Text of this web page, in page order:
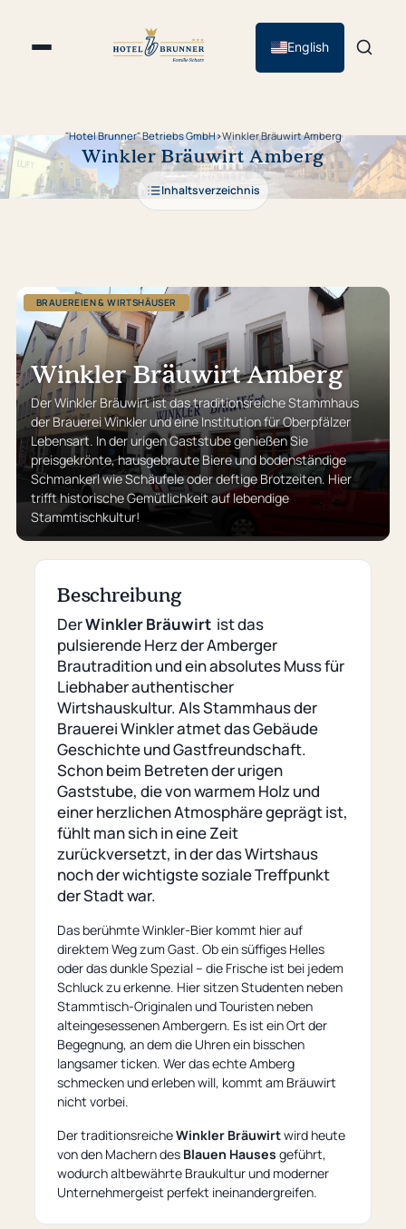
English
"Hotel Brunner" Betriebs GmbH›Winkler Bräuwirt Amberg
Winkler Bräuwirt Amberg
Inhaltsverzeichnis
BRAUEREIEN & WIRTSHÄUSER
Winkler Bräuwirt Amberg
Der Winkler Bräuwirt ist das traditionsreiche Stammhaus
der Brauerei Winkler und eine Institution für Oberpfälzer
Lebensart. In der urigen Gaststube genießen Sie
preisgekrönte, hausgebraute Biere und bodenständige
Schmankerl wie Schäufele oder deftige Brotzeiten. Hier
trifft historische Gemütlichkeit auf lebendige
Stammtischkultur!
Beschreibung
DerWinkler Bräuwirt ist das
pulsierende Herz der Amberger
Brautradition und ein absolutes Muss für
Liebhaber authentischer
Wirtshauskultur. Als Stammhaus der
Brauerei Winkler atmet das Gebäude
Geschichte und Gastfreundschaft.
Schon beim Betreten der urigen
Gaststube, die von warmem Holz und
einer herzlichen Atmosphäre geprägt ist,
fühlt man sich in eine Zeit
zurückversetzt, in der das Wirtshaus
noch der wichtigste soziale Treffpunkt
der Stadt war.
Das berühmte Winkler-Bier kommt hier auf
direktem Weg zum Gast. Ob ein süffiges Helles
oder das dunkle Spezial – die Frische ist bei jedem
Schluck zu erkenne. Hier sitzen Studenten neben
Stammtisch-Originalen und Touristen neben
alteingesessenen Ambergern. Es ist ein Ort der
Begegnung, an dem die Uhren ein bisschen
langsamer ticken. Wer das echte Amberg
schmecken und erleben will, kommt am Bräuwirt
nicht vorbei.
Der traditionsreicheWinkler Bräuwirtwird heute
von den Machern des Blauen Hauses geführt,
wodurch altbewährte Braukultur und moderner
Unternehmergeist perfekt ineinandergreifen.